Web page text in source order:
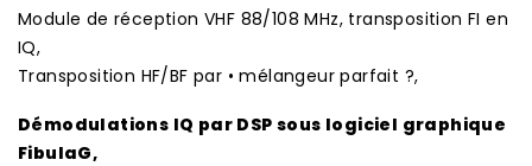
Module de réception VHF 88/108 MHz, transposition FI en
IQ,
Transposition HF/BF par • mélangeur parfait ?,
Démodulations IQ par DSP sous logiciel graphique
FibulaG,